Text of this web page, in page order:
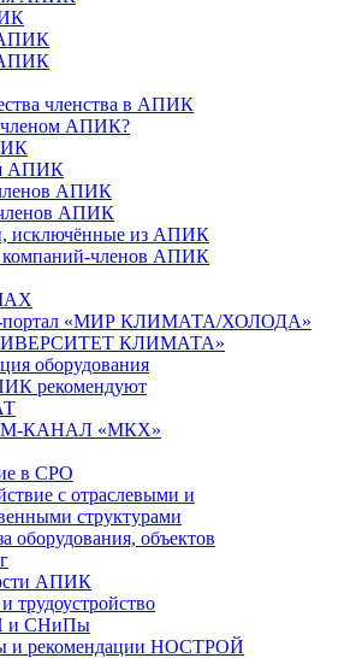
членства в АПИК
членом АПИК?
АПИК
АПИК
АПИК
исключённые из АПИК
компаний-членов АПИК
портал «МИР КЛИМАТА/ХОЛОДА»
КЛИМАТА»
оборудования
рекомендуют
КАНАЛ «МКХ»
в СРО
с отраслевыми и
структурами
оборудования, объектов
АПИК
трудоустройство
и СНиПы
и рекомендации НОСТРОЙ